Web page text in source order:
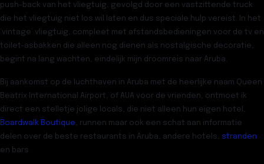
push-back van het vliegtuig, gevolgd door een vastzittende truck
die het vliegtuig niet los wil laten en dus speciale hulp vereist. In het
‘vintage’ vliegtuig, compleet met afstandsbedieningen voor de tv en
toilet-asbakken die alleen nog dienen als nostalgische decoratie,
begint na lang wachten, eindelijk mijn droomreis naar Aruba.
Bij aankomst op de luchthaven in Aruba met de heerlijke naam Queen
Beatrix International Airport, of AUA voor de vrienden, ontmoet ik
direct een stelletje jolige locals, die niet alleen hun eigen hotel,
Boardwalk Boutique , runnen maar ook een schat aan informatie
delen over de beste restaurants in Aruba, andere hotels, stranden
en bars.